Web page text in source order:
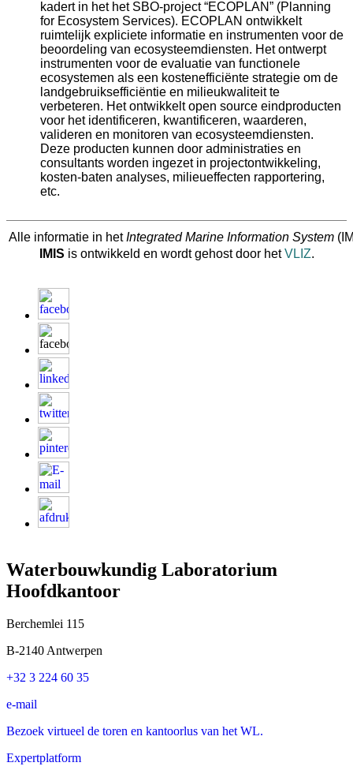
kadert in het het SBO-project “ECOPLAN” (Planning
for Ecosystem Services). ECOPLAN ontwikkelt
ruimtelijk expliciete informatie en instrumenten voor de
beoordeling van ecosysteemdiensten. Het ontwerpt
instrumenten voor de evaluatie van functionele
ecosystemen als een kostenefficiënte strategie om de
landgebruiksefficiëntie en milieukwaliteit te
verbeteren. Het ontwikkelt open source eindproducten
voor het identificeren, kwantificeren, waarderen,
valideren en monitoren van ecosysteemdiensten.
Deze producten kunnen door administraties en
consultants worden ingezet in projectontwikkeling,
kosten-baten analyses, milieueffecten rapportering,
etc.
Alle informatie in hetIntegrated Marine Information System
IMIS is ontwikkeld en wordt gehost door hetVLIZ.
Waterbouwkundig Laboratorium
Hoofdkantoor
Berchemlei 115
B-2140 Antwerpen
+32 3 224 60 35
e-mail
Bezoek virtueel de toren en kantoorlus van het WL.
Expertplatform